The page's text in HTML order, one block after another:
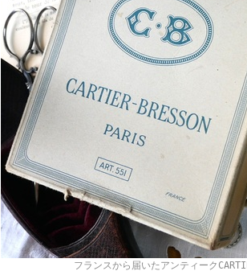
フランスから届いたアンティークCARTIER-